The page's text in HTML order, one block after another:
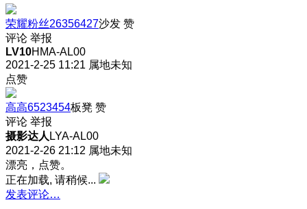
荣耀粉丝26356427沙发 赞
评论 举报
LV10HMA-AL00
2021-2-25 11:21 属地未知
点赞
高高6523454板凳 赞
评论 举报
摄影达人 LYA-AL00
2021-2-26 21:12 属地未知
漂亮，点赞。
正在加载, 请稍候...
发表评论…